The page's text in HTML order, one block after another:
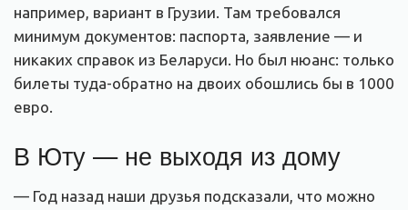
например, вариант в Грузии. Там требовался
минимум документов: паспорта, заявление — и
никаких справок из Беларуси. Но был нюанс: только
билеты туда-обратно на двоих обошлись бы в 1000
евро.
В Юту — не выходя из дому
— Год назад наши друзья подсказали, что можно